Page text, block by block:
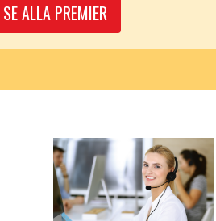
SE ALLA PREMIER